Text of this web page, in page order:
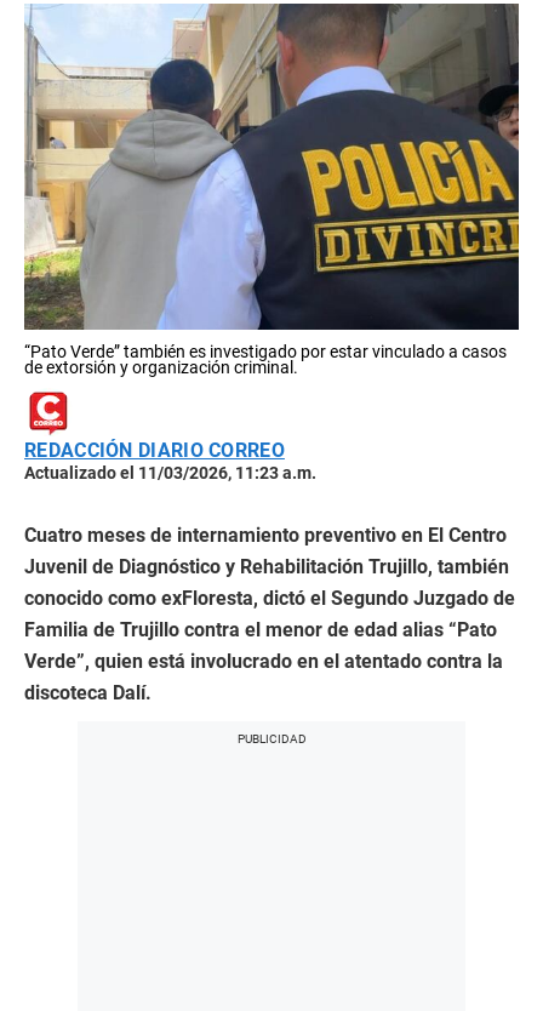
“Pato Verde” también es investigado por estar vinculado a casos
de extorsión y organización criminal.
REDACCIÓN DIARIO CORREO
Actualizado el 11/03/2026, 11:23 a.m.
Cuatro meses de internamiento preventivo en El Centro
Juvenil de Diagnóstico y Rehabilitación Trujillo, también
conocido como exFloresta, dictó el Segundo Juzgado de
Familia de Trujillo contra el menor de edad alias “Pato
Verde”, quien está involucrado en el atentado contra la
discoteca Dalí.